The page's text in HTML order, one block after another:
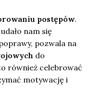
postępów.
nam się
pozwala na
do
również celebrować
motywację i